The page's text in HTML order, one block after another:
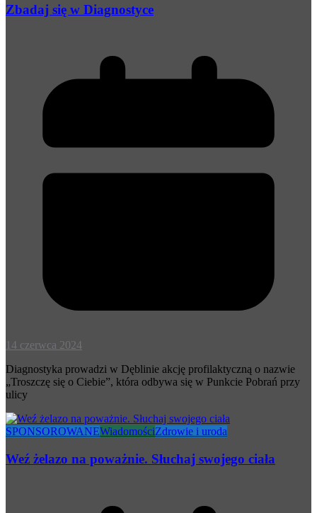
Zbadaj się w Diagnostyce
14 czerwca 2024
Diagnostyka prowadzi w Dęblinie akcję profilaktyczną o nazwie
„Troszczę się o Ciebie”, która odbywa się w Punkcie Pobrań przy
ulicy
SPONSOROWANEWiadomościZdrowie i uroda
Weź żelazo na poważnie. Słuchaj swojego ciała